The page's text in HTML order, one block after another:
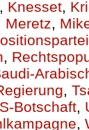
, Knesset,
Meretz,
,
,
Botschaft,
,